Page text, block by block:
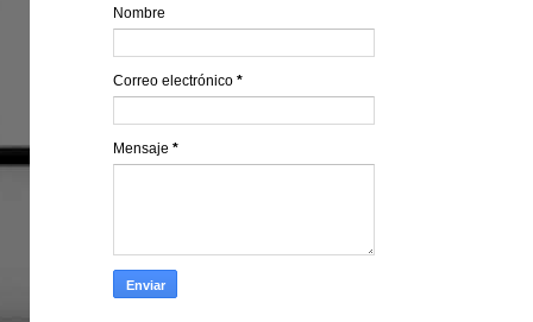
Nombre
Correo electrónico *
Mensaje *